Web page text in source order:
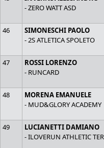
- ZERO WATT ASD
46
SIMONESCHI PAOLO
- 2S ATLETICA SPOLETO
47
ROSSI LORENZO
- RUNCARD
48
MORENA EMANUELE
- MUD&GLORY ACADEMY
49
LUCIANETTI DAMIANO
- ILOVERUN ATHLETIC